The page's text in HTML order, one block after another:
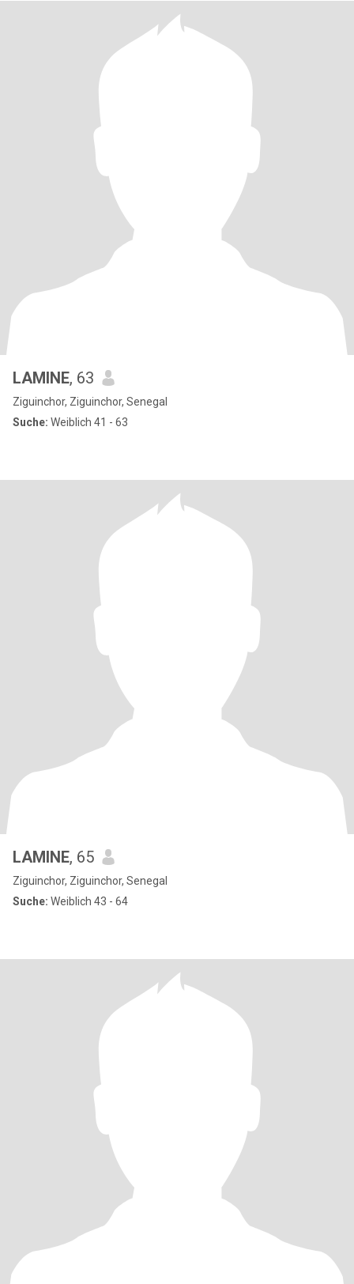
LAMINE, 63
Ziguinchor, Ziguinchor, Senegal
Suche: Weiblich 41 - 63
LAMINE, 65
Ziguinchor, Ziguinchor, Senegal
Suche: Weiblich 43 - 64